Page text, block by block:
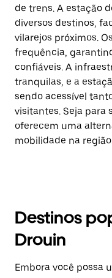
de trens. A estação
diversos destinos,
vilarejos próximos.
frequência,
confiáveis. A
tranquilas, e a
sendo acessível
visitantes. Seja para
oferecem uma
mobilidade na
Destinos
Drouin
Embora você possa